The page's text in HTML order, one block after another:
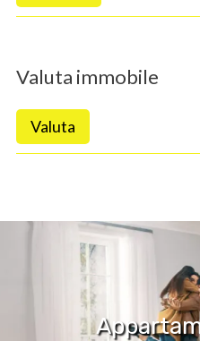
Valuta immobile
Valuta